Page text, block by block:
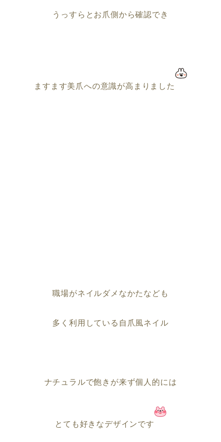
うっすらとお爪側から確認でき
ますます美爪への意識が高まりました
職場がネイルダメなかたなども
多く利用している自爪風ネイル
ナチュラルで飽きが来ず個人的には
とても好きなデザインです